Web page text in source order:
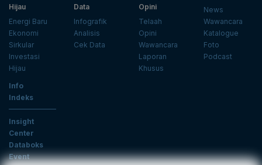
Hijau
Energi Baru
Ekonomi
Sirkular
Investasi
Hijau
Data
Infografik
Analisis
Cek Data
Opini
Telaah
Opini
Wawancara
Laporan
Khusus
News
Wawancara
Katalogue
Foto
Podcast
Info
Indeks
Insight
Center
Databoks
Event